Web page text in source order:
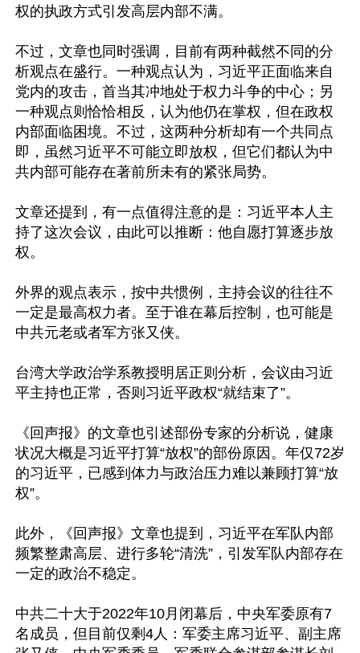
权的执政方式引发高层内部不满。
不过，文章也同时强调，目前有两种截然不同的分
析观点在盛行。一种观点认为，习近平正面临来自
党内的攻击，首当其冲地处于权力斗争的中心；另
一种观点则恰恰相反，认为他仍在掌权，但在政权
内部面临困境。不过，这两种分析却有一个共同点
即，虽然习近平不可能立即放权，但它们都认为中
共内部可能存在著前所未有的紧张局势。
文章还提到，有一点值得注意的是：习近平本人主
持了这次会议，由此可以推断：他自愿打算逐步放
权。
外界的观点表示，按中共惯例，主持会议的往往不
一定是最高权力者。至于谁在幕后控制，也可能是
中共元老或者军方张又侠。
台湾大学政治学系教授明居正则分析，会议由习近
平主持也正常，否则习近平政权“就结束了”。
《回声报》的文章也引述部份专家的分析说，健康
状况大概是习近平打算“放权”的部份原因。年仅72岁
的习近平，已感到体力与政治压力难以兼顾打算“放
权”。
此外，《回声报》文章也提到，习近平在军队内部
频繁整肃高层、进行多轮“清洗”，引发军队内部存在
一定的政治不稳定。
中共二十大于2022年10月闭幕后，中央军委原有7
名成员，但目前仅剩4人：军委主席习近平、副主席